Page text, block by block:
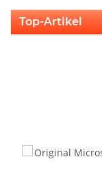
Top-Artikel